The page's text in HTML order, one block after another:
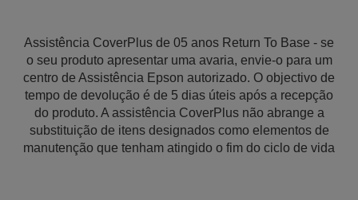
Assistência CoverPlus de 05 anos Return To Base - se
o seu produto apresentar uma avaria, envie-o para um
centro de Assistência Epson autorizado. O objectivo de
tempo de devolução é de 5 dias úteis após a recepção
do produto. A assistência CoverPlus não abrange a
substituição de itens designados como elementos de
manutenção que tenham atingido o fim do ciclo de vida